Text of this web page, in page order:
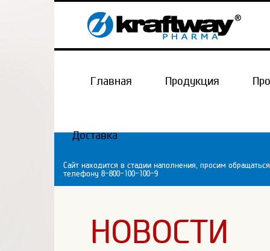
Главная Продукция
Доставка
Сайт находится в стадии наполнения, просим
телефону 8-800-100-100-9
НОВОСТИ